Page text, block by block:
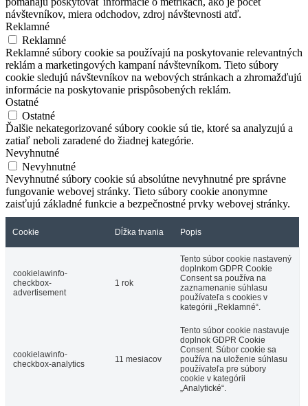
návštevníkov, miera odchodov, zdroj návštevnosti atď.
Reklamné
Reklamné
Reklamné súbory cookie sa používajú na poskytovanie relevantných
reklám a marketingových kampaní návštevníkom. Tieto súbory
cookie sledujú návštevníkov na webových stránkach a zhromažďujú
informácie na poskytovanie prispôsobených reklám.
Ostatné
Ostatné
Ďalšie nekategorizované súbory cookie sú tie, ktoré sa analyzujú a
zatiaľ neboli zaradené do žiadnej kategórie.
Nevyhnutné
Nevyhnutné
Nevyhnutné súbory cookie sú absolútne nevyhnutné pre správne
fungovanie webovej stránky. Tieto súbory cookie anonymne
zaisťujú základné funkcie a bezpečnostné prvky webovej stránky.
Cookie Dĺžka trvania Popis
cookielawinfo-
checkbox-
advertisement
1 rok
Tento súbor cookie nastavený
doplnkom GDPR Cookie
Consent sa používa na
zaznamenanie súhlasu
používateľa s cookies v
kategórii „Reklamné“.
cookielawinfo-
checkbox-analytics
11 mesiacov
Tento súbor cookie nastavuje
doplnok GDPR Cookie
Consent. Súbor cookie sa
používa na uloženie súhlasu
používateľa pre súbory
cookie v kategórii
„Analytické“.